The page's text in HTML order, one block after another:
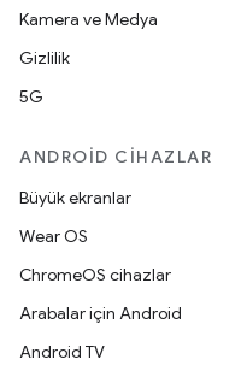
Kamera ve Medya
Gizlilik
5G
ANDROID CIHAZLAR
Büyük ekranlar
Wear OS
ChromeOS cihazlar
Arabalar için Android
Android TV